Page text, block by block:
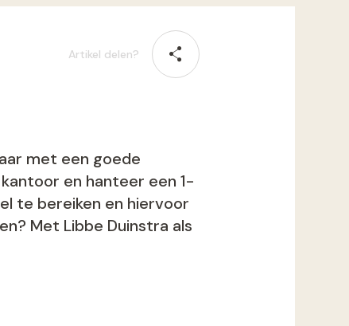
Artikel delen?
met een goede
en hanteer een 1-
te bereiken en hiervoor
Met Libbe Duinstra als